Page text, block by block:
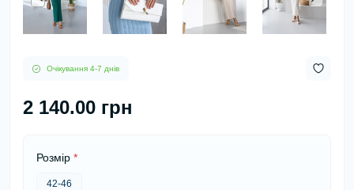
Очікування 4-7 днів
2 140.00 грн
Розмір *
42-46